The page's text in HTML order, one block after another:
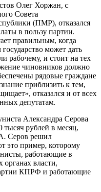
Олег Хоржан, с
Совета
(ПМР), отказался
в пользу партии.
правильным, когда
может дать
рабочему, и стоит на тех
чиновников должно
рядовые граждане
приблизить к тем,
отказался и от всех
депутатам.
Александра Серова
тысяч рублей в месяц,
Серов решил
это пример, которому
работающие в
органах власти,
КПРФ и работающие